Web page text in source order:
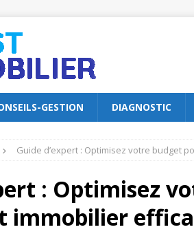
GESTION DIAGNOSTIC
Guide d’expert : Optimisez votre budget
: Optimisez
immobilier